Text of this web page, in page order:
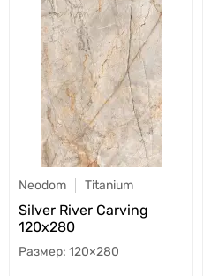
Neodom Titanium
Silver River Carving
120x280
120×280